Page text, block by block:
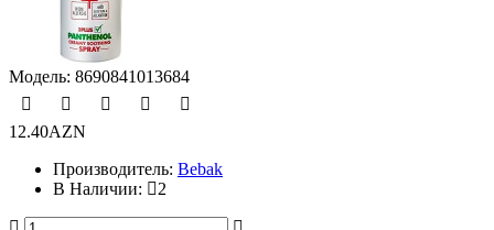
Модель: 8690841013684
12.40AZN
Производитель: Bebak
В Наличии:
2